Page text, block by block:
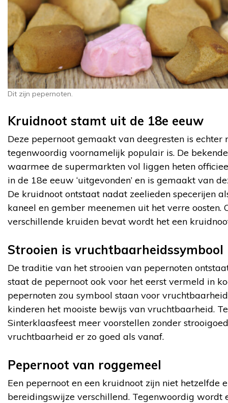
Dit zijn pepernoten.
Kruidnoot stamt uit de 18e eeuw
Deze pepernoot gemaakt van deegresten is echter
tegenwoordig voornamelijk populair is. De
waarmee de supermarkten vol liggen heten
in de 18e eeuw ‘uitgevonden’ en is gemaakt van
De kruidnoot ontstaat nadat zeelieden specerijen
kaneel en gember meenemen uit het verre oosten.
verschillende kruiden bevat wordt het een
Strooien is vruchtbaarheidssymbool
De traditie van het strooien van pepernoten
staat de pepernoot ook voor het eerst vermeld in
pepernoten zou symbool staan voor
kinderen het mooiste bewijs van vruchtbaarheid.
Sinterklaasfeest meer voorstellen zonder
vruchtbaarheid er zo goed als vanaf.
Pepernoot van roggemeel
Een pepernoot en een kruidnoot zijn niet hetzelfde
bereidingswijze verschillend. Tegenwoordig wordt